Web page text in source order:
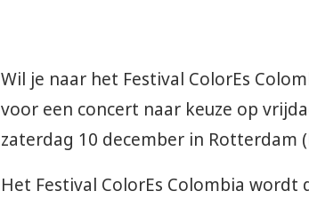
Wil je naar het Festival ColorEs
voor een concert naar keuze op
zaterdag 10 december in Rotterdam
Het Festival ColorEs Colombia